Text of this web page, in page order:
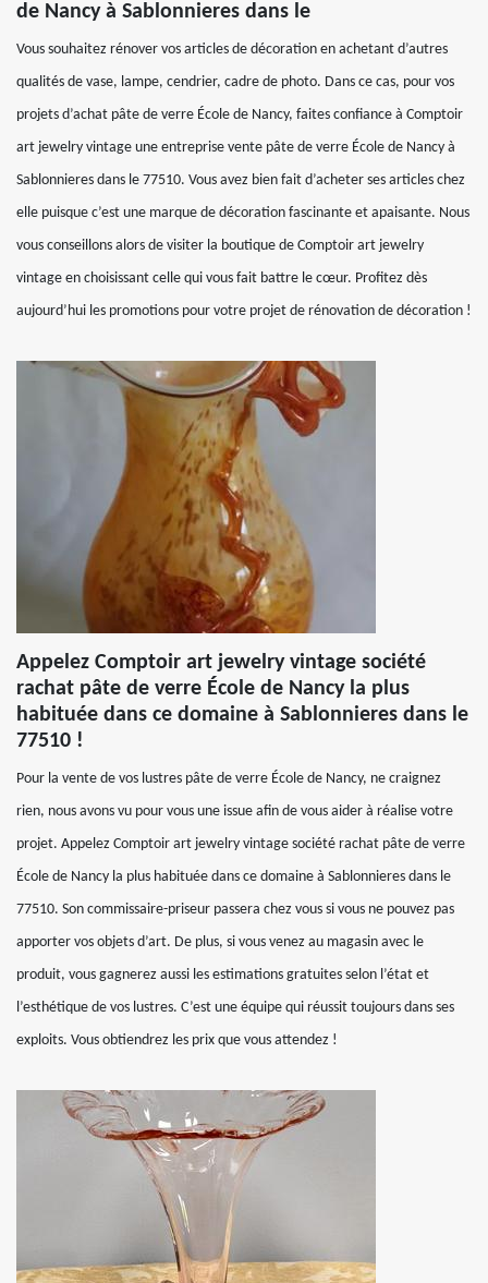
de Nancy à Sablonnieres dans le
Vous souhaitez rénover vos articles de décoration en achetant d’autres
qualités de vase, lampe, cendrier, cadre de photo. Dans ce cas, pour vos
projets d’achat pâte de verre École de Nancy, faites confiance à Comptoir
art jewelry vintage une entreprise vente pâte de verre École de Nancy à
Sablonnieres dans le 77510. Vous avez bien fait d’acheter ses articles chez
elle puisque c’est une marque de décoration fascinante et apaisante. Nous
vous conseillons alors de visiter la boutique de Comptoir art jewelry
vintage en choisissant celle qui vous fait battre le cœur. Profitez dès
aujourd’hui les promotions pour votre projet de rénovation de décoration !
Appelez Comptoir art jewelry vintage société
rachat pâte de verre École de Nancy la plus
habituée dans ce domaine à Sablonnieres dans le
77510 !
Pour la vente de vos lustres pâte de verre École de Nancy, ne craignez
rien, nous avons vu pour vous une issue afin de vous aider à réalise votre
projet. Appelez Comptoir art jewelry vintage société rachat pâte de verre
École de Nancy la plus habituée dans ce domaine à Sablonnieres dans le
77510. Son commissaire-priseur passera chez vous si vous ne pouvez pas
apporter vos objets d’art. De plus, si vous venez au magasin avec le
produit, vous gagnerez aussi les estimations gratuites selon l’état et
l’esthétique de vos lustres. C’est une équipe qui réussit toujours dans ses
exploits. Vous obtiendrez les prix que vous attendez !